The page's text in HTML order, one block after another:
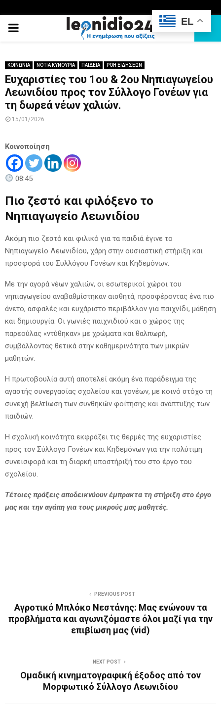
PRIMARY
ΚΟΙΝΩΝΙΑ ΝΟΤΙΑ ΚΥΝΟΥΡΙΑ ΠΑΙΔΕΙΑ ΡΟΗ ΕΙΔΗΣΕΩΝ
Ευχαριστίες του 1ου & 2ου Νηπιαγωγείου
Λεωνιδίου προς τον Σύλλογο Γονέων για
τη δωρεά νέων χαλιών.
15/01/2026
Κοινοποίηση
08:45
Πιο ζεστό και φιλόξενο το
Νηπιαγωγείο Λεωνιδίου
Ακόμη πιο ζεστό και φιλικό για τα παιδιά έγινε το
Νηπιαγωγείο Λεωνιδίου, χάρη στην ουσιαστική στήριξη και
προσφορά του Συλλόγου Γονέων και Κηδεμόνων.
Με την αγορά νέων χαλιών, οι εσωτερικοί χώροι του
νηπιαγωγείου αναβαθμίστηκαν αισθητά, προσφέροντας ένα πιο
άνετο, ασφαλές και ευχάριστο περιβάλλον για παιχνίδι, μάθηση
και δημιουργία. Οι γωνιές παιχνιδιού και ο χώρος της
παρεούλας «ντύθηκαν» με χρώματα και θαλπωρή,
συμβάλλοντας θετικά στην καθημερινότητα των μικρών
μαθητών.
Η πρωτοβουλία αυτή αποτελεί ακόμη ένα παράδειγμα της
αγαστής συνεργασίας σχολείου και γονέων, με κοινό στόχο τη
συνεχή βελτίωση των συνθηκών φοίτησης και ανάπτυξης των
παιδιών.
Η σχολική κοινότητα εκφράζει τις θερμές της ευχαριστίες
προς τον Σύλλογο Γονέων και Κηδεμόνων για την πολύτιμη
συνεισφορά και τη διαρκή υποστήριξή του στο έργο του
σχολείου.
Τέτοιες πράξεις αποδεικνύουν έμπρακτα τη στήριξη στο έργο
μας και την αγάπη για τους μικρούς μας μαθητές.
PREVIOUS POST
Αγροτικό Μπλόκο Νεστάνης: Μας ενώνουν τα
προβλήματα και αγωνιζόμαστε όλοι μαζί για την
επιβίωση μας (vid)
NEXT POST
Ομαδική κινηματογραφική έξοδος από τον
Μορφωτικό Σύλλογο Λεωνιδίου
EL